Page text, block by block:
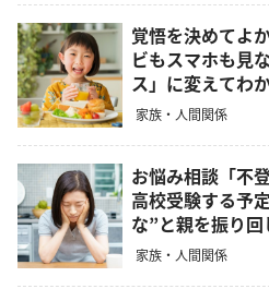
覚悟を決めてよ
ビもスマホも見
ス」に変えてわ
家族・人間関係
お悩み相談「不
高校受験する予
な”と親を振り回
家族・人間関係